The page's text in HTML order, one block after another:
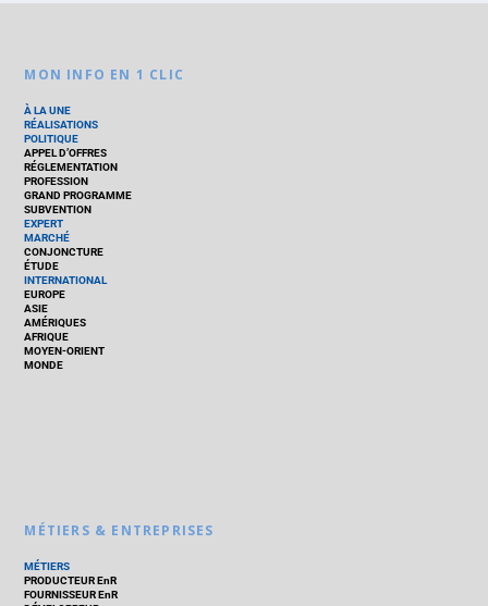
MON INFO EN 1 CLIC
À LA UNE
RÉALISATIONS
POLITIQUE
APPEL D’OFFRES
RÉGLEMENTATION
PROFESSION
GRAND PROGRAMME
SUBVENTION
EXPERT
MARCHÉ
CONJONCTURE
ÉTUDE
INTERNATIONAL
EUROPE
ASIE
AMÉRIQUES
AFRIQUE
MOYEN-ORIENT
MONDE
MÉTIERS & ENTREPRISES
MÉTIERS
PRODUCTEUR EnR
FOURNISSEUR EnR